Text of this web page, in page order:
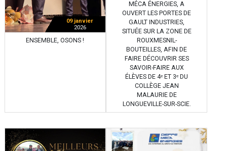
09 janvier
2026
ENSEMBLE, OSONS !
MÉCA ÉNERGIES, A
OUVERT LES PORTES DE
GAULT INDUSTRIES,
SITUÉE SUR LA ZONE DE
ROUXMESNIL-
BOUTEILLES, AFIN DE
FAIRE DÉCOUVRIR SES
SAVOIR-FAIRE AUX
ÉLÈVES DE 4ᵉ ET 3ᵉ DU
COLLÈGE JEAN
MALAURIE DE
LONGUEVILLE-SUR-SCIE.